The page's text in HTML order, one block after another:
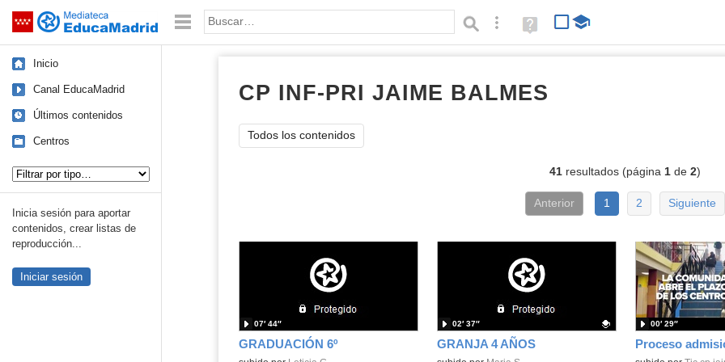
Saltar navegación Palabra o frase: Búsqueda avanzada
Ayuda
(en
Inicio
Canal EducaMadrid
Últimos contenidos
Centros
Inicia sesión para aportar
contenidos, crear listas de
reproducción...
Iniciar sesión
CP INF-PRI JAIME BALMES
Todos los contenidos
41resultados (página 1de 2)
Anterior 1 2 Siguiente
GRADUACIÓN 6º
07′ 44″
GRANJA 4 AÑOS
02′ 37″
Proceso
00′ 29″